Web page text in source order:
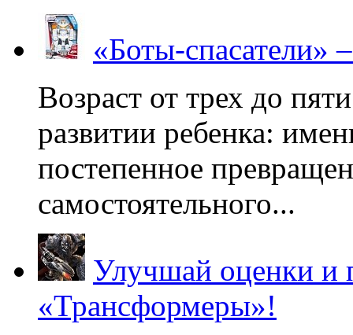
«Боты-спасатели»
Возраст от трех до
развитии ребенка:
постепенное
самостоятельного...
Улучшай оценки и
«Трансформеры»!